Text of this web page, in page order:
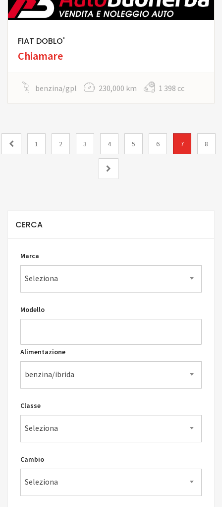
FIAT DOBLO'
Chiamare
benzina/gpl 230,000 km 1 398 cc
1 2 3 4 5 6 7 8
CERCA
Marca
Seleziona
Modello
Alimentazione
benzina/ibrida
Classe
Seleziona
Cambio
Seleziona